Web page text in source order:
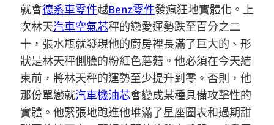
就會德系車零件越Benz零件發瘋狂地實體化。上
次林天汽車空氣芯秤的戀愛運勢跌至百分之二
十，張水瓶就發現他的廚房裡長滿了巨大的、形
狀是林天秤側臉的粉紅色蘑菇。他必須在今天結
束前，將林天秤的運勢至少提升到零。否則，他
那份單戀就汽車機油芯會變成某種具備攻擊性的
實體。他緊張地跑進他堆滿了星座圖表和過期甜